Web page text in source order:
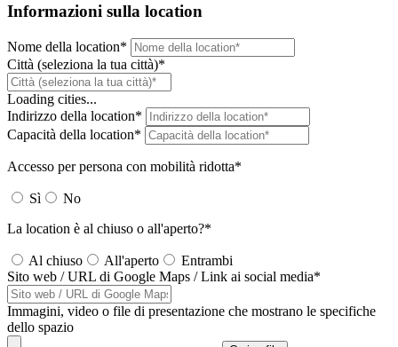
Informazioni sulla location
Nome della location*
Città (seleziona la tua città)*
Loading cities...
Indirizzo della location*
Capacità della location*
Accesso per persona con mobilità ridotta*
Sì
No
La location è al chiuso o all'aperto?*
Al chiuso All'aperto
Entrambi
Sito web / URL di Google Maps / Link ai social media*
Immagini, video o file di presentazione che mostrano le specifiche
dello spazio